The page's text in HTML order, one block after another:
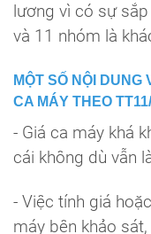
lương vì có sự
và 11 nhóm là
MỘT SỐ NỘI
CA MÁY THEO
- Giá ca máy khá
cái không dù vẫn
- Việc tính giá
máy bên khảo